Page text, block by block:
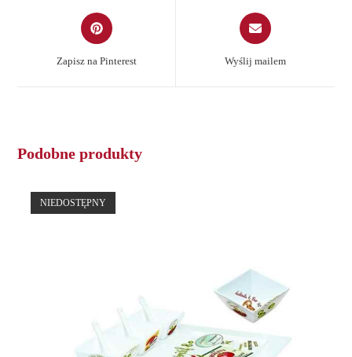
Opens
in
Zapisz na Pinterest
Opens
in
new
Wyślij mailem
Podobne produkty
NIEDOSTĘPNY